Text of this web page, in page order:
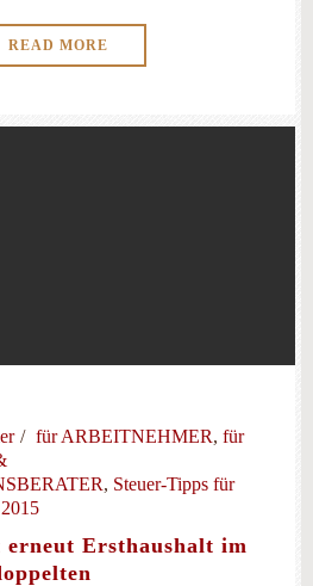
READ MORE
für ARBEITNEHMER, für
, Steuer-Tipps für
Ersthaushalt im